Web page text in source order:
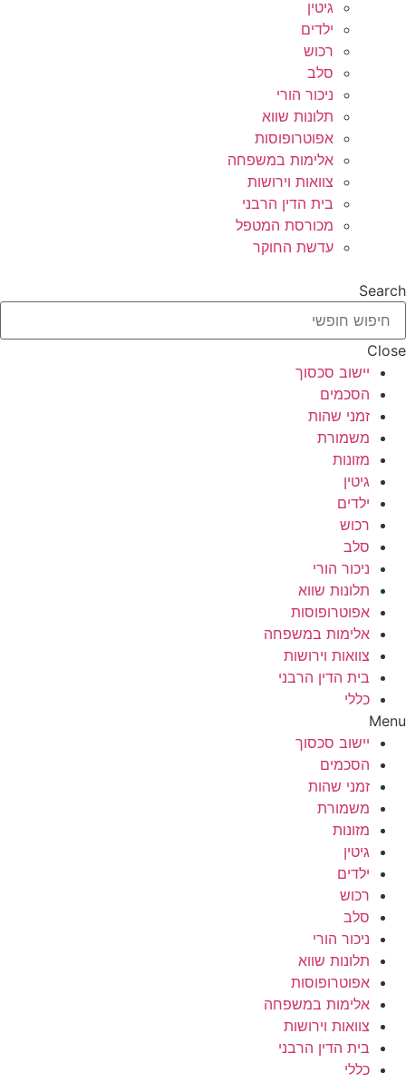
גיטין
ילדים
רכוש
סלב
ניכור הורי
תלונות שווא
אפוטרופוסות
אלימות במשפחה
צוואות וירושות
בית הדין הרבני
מכורסת המטפל
עדשת החוקר
Search
Close
יישוב סכסוך
הסכמים
זמני שהות
משמורת
מזונות
גיטין
ילדים
רכוש
סלב
ניכור הורי
תלונות שווא
אפוטרופוסות
אלימות במשפחה
צוואות וירושות
בית הדין הרבני
כללי
Menu
יישוב סכסוך
הסכמים
זמני שהות
משמורת
מזונות
גיטין
ילדים
רכוש
סלב
ניכור הורי
תלונות שווא
אפוטרופוסות
אלימות במשפחה
צוואות וירושות
בית הדין הרבני
כללי